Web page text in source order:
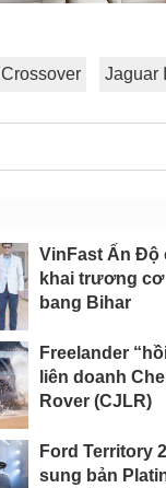
Crossover Jaguar
VinFast Ấn Độ
khai trương
bang Bihar
Freelander
liên doanh
Rover (CJLR)
Ford Territory
sung bản